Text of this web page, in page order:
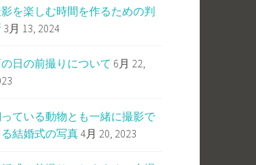
を楽しむ時間を作るための判
3月 13, 2024
日の前撮りについて 6月 22,
ている動物とも一緒に撮影で
る結婚式の写真4月 20, 2023